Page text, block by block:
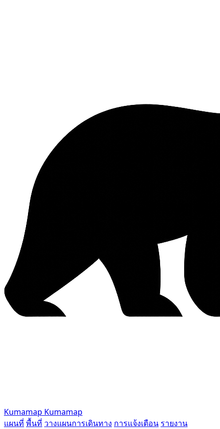
Kumamap Kumamap
แผนที่ พื้นที่ วางแผนการเดินทาง การแจ้งเตือน รายงาน